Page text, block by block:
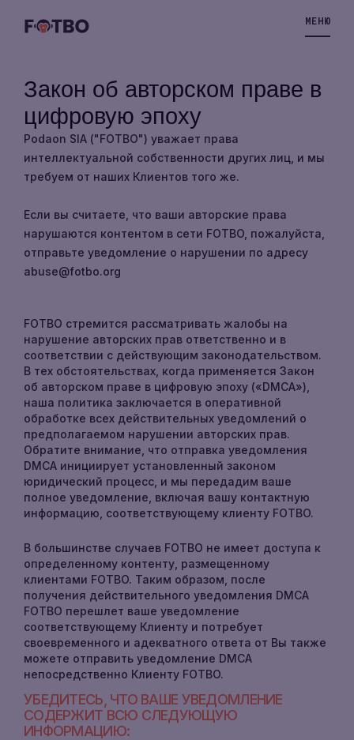
МЕНЮ
ОБЛАЧНЫЙ
VPS-
ХРАНИЛИЩЕ
РЕШЕНИЯ
ХРАНИЛИЩЕ
ДЕШЕВЫЕ
VPS
БАЛАНСИРОВЩИК
VPC
МАРКЕТПЛЕЙС
RUS
ENG
UKR
POL
RUS
ESP
GER
(€)
EUR
($)USD
(ZŁ)PLN
(KČ)CZK
(DIN.)RSD
ВОЙТИ
РЕГИСТРАЦИЯ
Закон об авторском праве в
цифровую эпоху
Podaon SIA ("FOTBO") уважает права
интеллектуальной собственности других лиц, и мы
требуем от наших Клиентов того же.
Если вы считаете, что ваши авторские права
нарушаются контентом в сети FOTBO, пожалуйста,
отправьте уведомление о нарушении по адресу
abuse@fotbo.org
FOTBO стремится рассматривать жалобы на
нарушение авторских прав ответственно и в
соответствии с действующим законодательством.
В тех обстоятельствах, когда применяется Закон
об авторском праве в цифровую эпоху («DMCA»),
наша политика заключается в оперативной
обработке всех действительных уведомлений о
предполагаемом нарушении авторских прав.
Обратите внимание, что отправка уведомления
DMCA инициирует установленный законом
юридический процесс, и мы передадим ваше
полное уведомление, включая вашу контактную
информацию, соответствующему клиенту FOTBO.
В большинстве случаев FOTBO не имеет доступа к
определенному контенту, размещенному
клиентами FOTBO. Таким образом, после
получения действительного уведомления DMCA
FOTBO перешлет ваше уведомление
соответствующему Клиенту и потребует
своевременного и адекватного ответа от Вы также
можете отправить уведомление DMCA
непосредственно Клиенту FOTBO.
УБЕДИТЕСЬ, ЧТО ВАШЕ УВЕДОМЛЕНИЕ
СОДЕРЖИТ ВСЮ СЛЕДУЮЩУЮ
ИНФОРМАЦИЮ: